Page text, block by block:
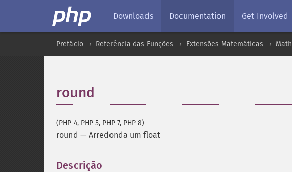
Downloads Documentation Get Involved
Prefácio Referência das Funções Extensões Matemáticas Math
round
(PHP 4, PHP 5, PHP 7, PHP 8)
round — Arredonda um float
Descrição